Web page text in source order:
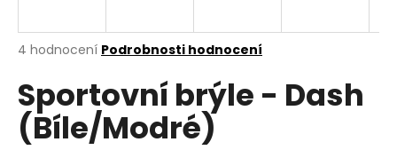
Průměrné
produktu
je
5,0
z
4 hodnocení Podrobnosti hodnocení
Sportovní brýle - Dash
(Bíle/Modré)
j
t
?